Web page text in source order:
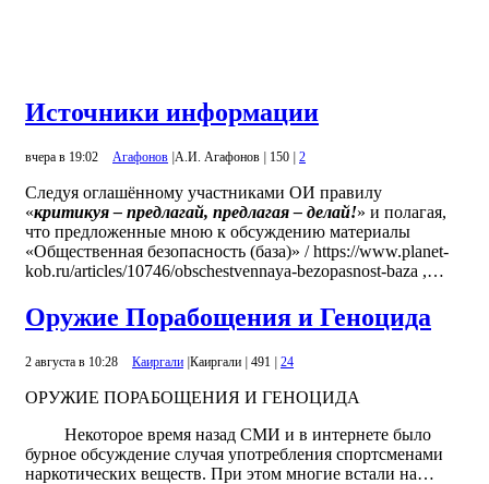
Источники информации
вчера в 19:02 Агафонов |А.И. Агафонов | 150 | 2
Следуя оглашённому участниками ОИ правилу
«критикуя – предлагай, предлагая – делай!» и полагая,
что предложенные мною к обсуждению материалы
«Общественная безопасность (база)» / https://www.planet-
kob.ru/articles/10746/obschestvennaya-bezopasnost-baza ,…
Оружие Порабощения и Геноцида
2 августа в 10:28 Каиргали |Каиргали | 491 | 24
ОРУЖИЕ ПОРАБОЩЕНИЯ И ГЕНОЦИДА
Некоторое время назад СМИ и в интернете было
бурное обсуждение случая употребления спортсменами
наркотических веществ. При этом многие встали на…